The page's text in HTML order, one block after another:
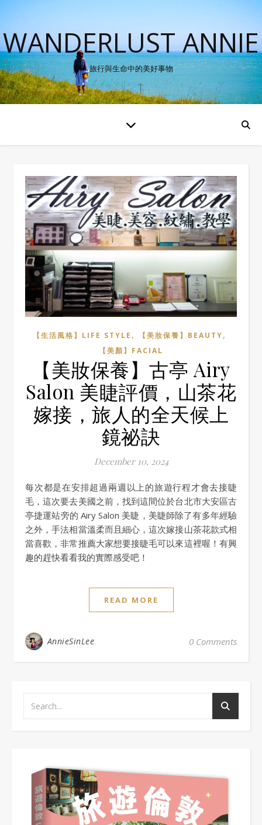
WANDERLUST ANNIE
旅行與生命中的美好事物
【生活風格】LIFE STYLE , 【美妝保養】BEAUTY,
【美顏】FACIAL
【美妝保養】古亭 Airy
Salon 美睫評價，山茶花
嫁接，旅人的全天候上
鏡祕訣
December 10, 2024
每次都是在安排超過兩週以上的旅遊行程才會去接睫
毛，這次要去美國之前，找到這間位於台北市大安區古
亭捷運站旁的 Airy Salon 美睫，美睫師除了有多年經驗
之外，手法相當溫柔而且細心，這次嫁接山茶花款式相
當喜歡，非常推薦大家想要接睫毛可以來這裡喔！有興
趣的趕快看看我的實際感受吧！
READ MORE
AnnieSinLee 0 Comments